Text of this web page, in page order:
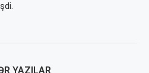
YAZILAR